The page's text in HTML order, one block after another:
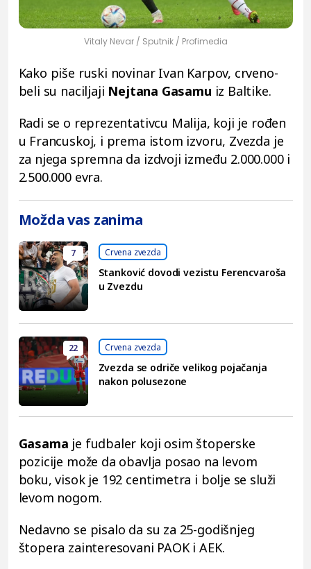
Vitaly Nevar / Sputnik / Profimedia
Kako piše ruski novinar Ivan Karpov, crveno-
beli su naciljaji Nejtana Gasamu iz Baltike.
Radi se o reprezentativcu Malija, koji je rođen
u Francuskoj, i prema istom izvoru, Zvezda je
za njega spremna da izdvoji između 2.000.000 i
2.500.000 evra.
Možda vas zanima
7 Crvena zvezda
Stanković dovodi vezistu Ferencvaroša
u Zvezdu
22 Crvena zvezda
Zvezda se odriče velikog pojačanja
nakon polusezone
Gasama je fudbaler koji osim štoperske
pozicije može da obavlja posao na levom
boku, visok je 192 centimetra i bolje se služi
levom nogom.
Nedavno se pisalo da su za 25-godišnjeg
štopera zainteresovani PAOK i AEK.